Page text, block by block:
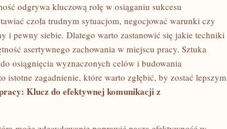
odgrywa kluczową rolę w ⁤osiąganiu sukcesu
czoła trudnym sytuacjom, negocjować warunki czy‍
i pewny siebie. Dlatego warto zastanowić się jakie techniki
asertywnego zachowania w miejscu pracy. Sztuka
osiągnięcia wyznaczonych‌ celów​ i budowania
istotne zagadnienie, które warto zgłębić, by zostać lepszym
Klucz do efektywnej komunikacji z